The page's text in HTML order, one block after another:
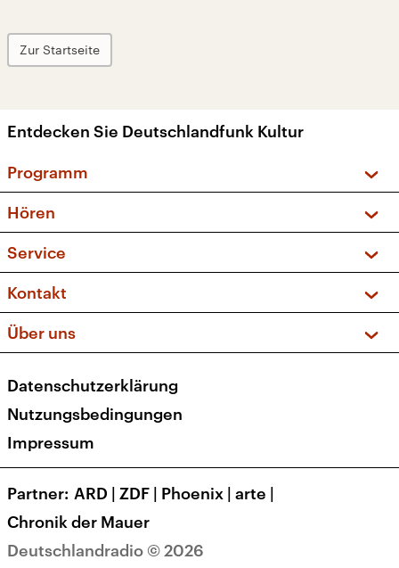
Zur Startseite
Entdecken Sie Deutschlandfunk Kultur
Programm
Sendungen und Podcasts
Musikliste
Kakadu – Das Kinderprogramm
Hören
Frequenzen (UKW + DAB+)
Service
FAQ
Apps
Newsletter
Veranstaltungen
Kontakt
Social Media
Über uns
Presse
Karriere
Transparenz
Deutschlandradio © 2026
Datenschutzerklärung
Nutzungsbedingungen
Impressum
Partner ARD | ZDF | Phoenix | arte |
Chronik der Mauer